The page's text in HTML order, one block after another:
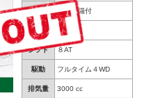
車検 車検整備付
修復歴 無し
シフト ８AT
駆動 フルタイム４WD
排気量 3000 cc